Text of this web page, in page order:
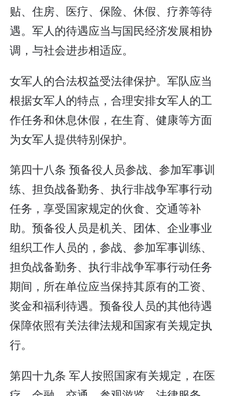
贴、住房、医疗、保险、休假、疗养等待
遇。军人的待遇应当与国民经济发展相协
调，与社会进步相适应。
女军人的合法权益受法律保护。军队应当
根据女军人的特点，合理安排女军人的工
作任务和休息休假，在生育、健康等方面
为女军人提供特别保护。
第四十八条 预备役人员参战、参加军事训
练、担负战备勤务、执行非战争军事行动
任务，享受国家规定的伙食、交通等补
助。预备役人员是机关、团体、企业事业
组织工作人员的，参战、参加军事训练、
担负战备勤务、执行非战争军事行动任务
期间，所在单位应当保持其原有的工资、
奖金和福利待遇。预备役人员的其他待遇
保障依照有关法律法规和国家有关规定执
行。
第四十九条 军人按照国家有关规定，在医